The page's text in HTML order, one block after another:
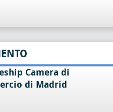
Camera di
di Madrid